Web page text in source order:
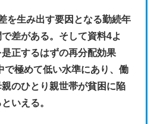
を生み出す要因となる勤続年
差がある。そして資料4よ
正するはずの再分配効果
で極めて低い水準にあり、働
のひとり親世帯が貧困に陥
いえる。